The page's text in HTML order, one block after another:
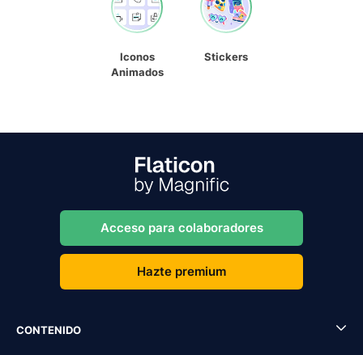
Iconos
Animados
Stickers
Acceso para colaboradores
Hazte premium
CONTENIDO